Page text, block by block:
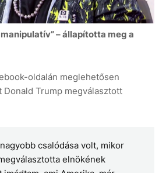
– állapította meg a
oldalán meglehetősen
Donald Trump megválasztott
csalódása volt, mikor
elnökének